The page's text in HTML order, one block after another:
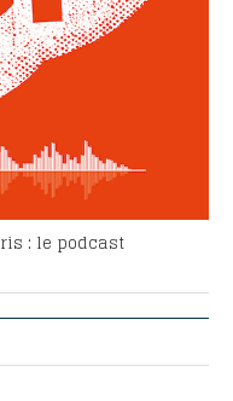
: le podcast